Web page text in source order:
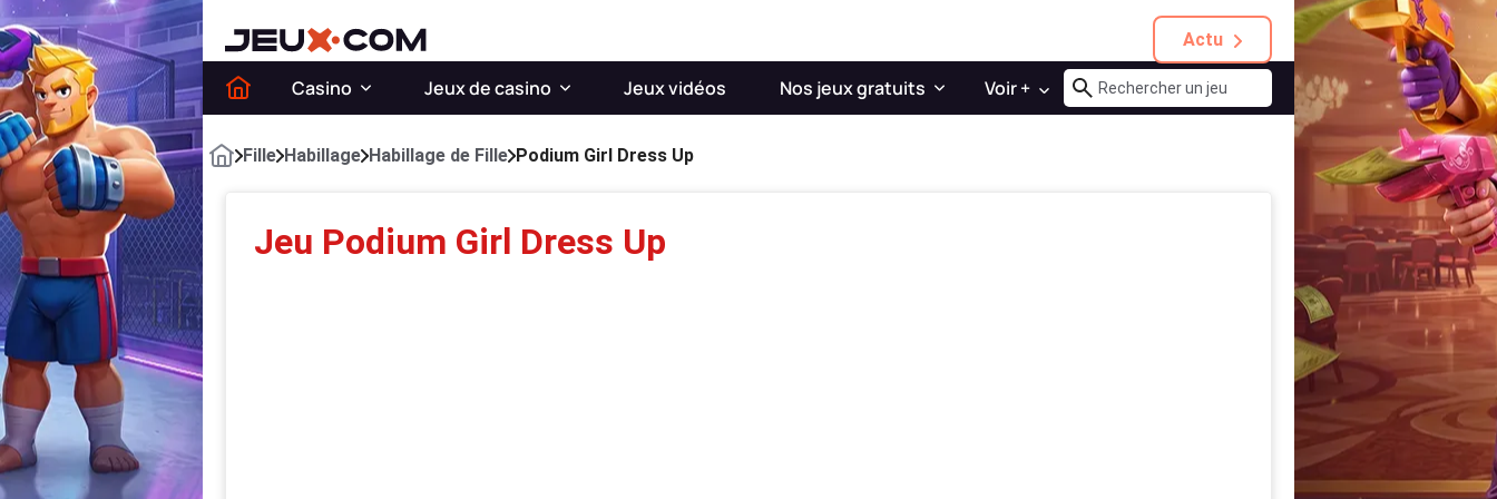
Actu
Casino Jeux de casino Jeux vidéos Nos jeux gratuits Voir +
Fille Habillage Habillage de Fille Podium Girl Dress Up
Jeu Podium Girl Dress Up